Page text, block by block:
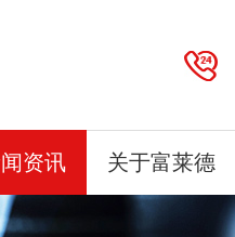
资讯 关于富莱德